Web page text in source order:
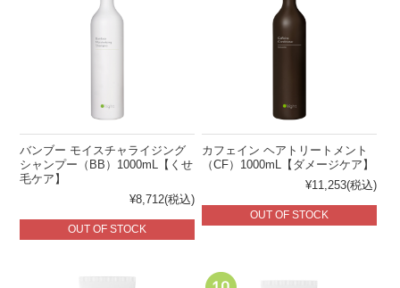
バンブー モイスチャライジング
シャンプー（BB）1000mL【くせ
毛ケア】
¥8,712(税込)
OUT OF STOCK
カフェイン ヘアトリートメント
（CF）1000mL【ダメージケア】
¥11,253(税込)
OUT OF STOCK